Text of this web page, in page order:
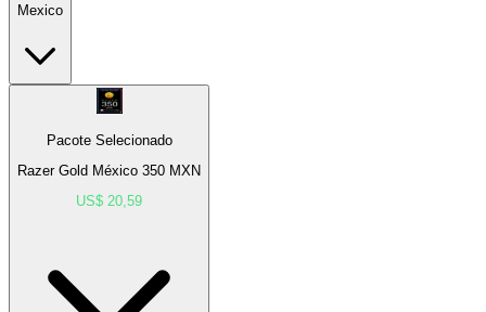
Mexico
Pacote Selecionado
Razer Gold México 350 MXN
US$ 20,59